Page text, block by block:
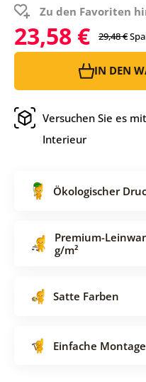
Zu den Favoriten
23,58 € 29,48 €
IN DEN
Versuchen Sie es
Interieur
Ökologischer
Premium-
g/m²
Satte Farben
Einfache Montage